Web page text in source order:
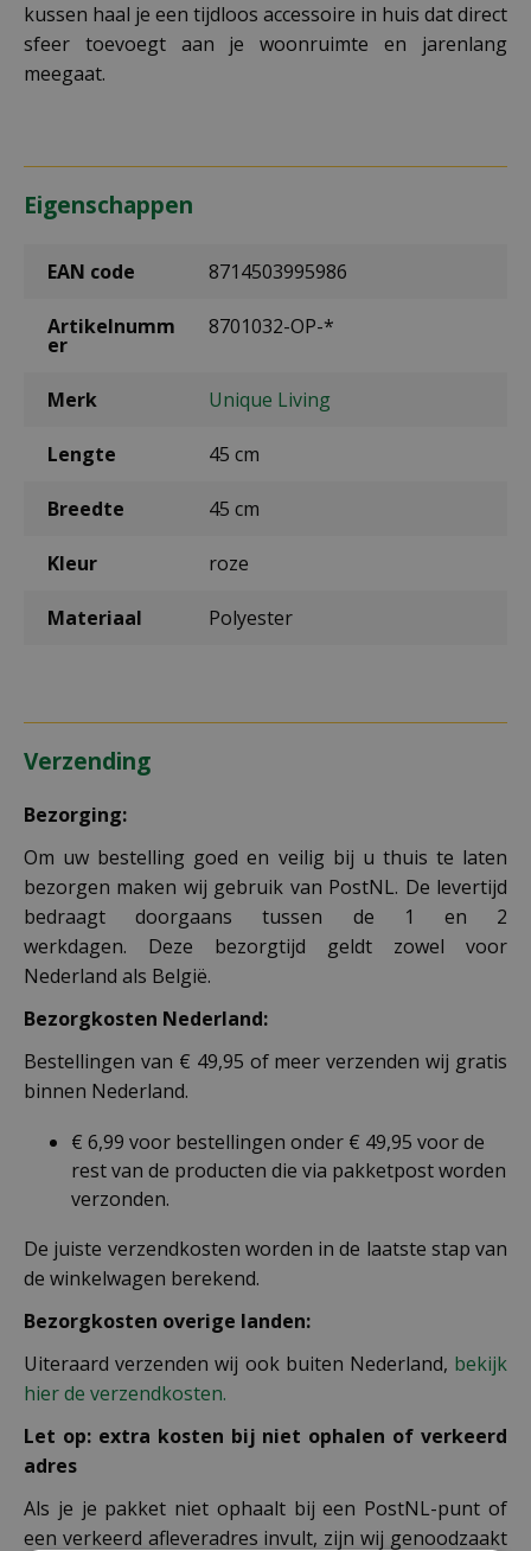
kussen haal je een tijdloos accessoire in huis dat direct
sfeer toevoegt aan je woonruimte en jarenlang
meegaat.
Eigenschappen
EAN code 8714503995986
Artikelnumm
er
8701032-OP-*
Merk Unique Living
Lengte 45 cm
Breedte 45 cm
Kleur roze
Materiaal Polyester
Verzending
Bezorging:
Om uw bestelling goed en veilig bij u thuis te laten
bezorgen maken wij gebruik van PostNL. De levertijd
bedraagt doorgaans tussen de 1 en 2
werkdagen. Deze bezorgtijd geldt zowel voor
Nederland als België.
Bezorgkosten Nederland:
Bestellingen van € 49,95 of meer verzenden wij gratis
binnen Nederland.
€ 6,99 voor bestellingen onder € 49,95 voor de
rest van de producten die via pakketpost worden
verzonden.
De juiste verzendkosten worden in de laatste stap van
de winkelwagen berekend.
Bezorgkosten overige landen:
Uiteraard verzenden wij ook buiten Nederland, bekijk
hier de verzendkosten.
Let op: extra kosten bij niet ophalen of verkeerd
adres
Als je je pakket niet ophaalt bij een PostNL-punt of
een verkeerd afleveradres invult, zijn wij genoodzaakt